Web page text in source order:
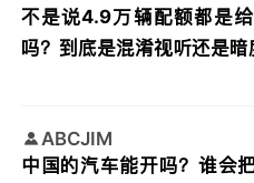
不是说4.9万辆配额都是
吗？到底是混淆视听还是暗
ABCJIM
中国的汽车能开吗？谁会